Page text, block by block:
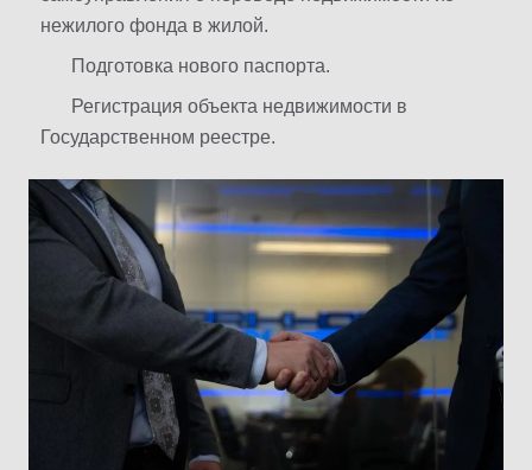
нежилого фонда в жилой.
Подготовка нового паспорта.
Регистрация объекта недвижимости в
Государственном реестре.